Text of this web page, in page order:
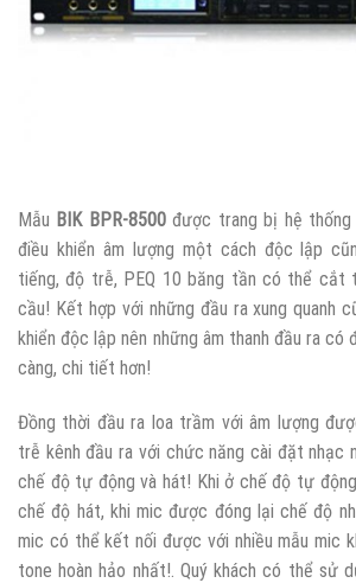
Mẫu BIK BPR-8500được trang bị hệ thống
điều khiển âm lượng một cách độc lập
tiếng, độ trễ, PEQ 10 băng tần có thể cắt
cầu! Kết hợp với những đầu ra xung quanh
khiển độc lập nên những âm thanh đầu ra có
càng, chi tiết hơn!
Đồng thời đầu ra loa trầm với âm lượng
trễ kênh đầu ra với chức năng cài đặt nhạc
chế độ tự động và hát! Khi ở chế độ tự
chế độ hát, khi mic được đóng lại chế độ
mic có thể kết nối được với nhiều mẫu mic
tone hoàn hảo nhất!. Quý khách có thể sử